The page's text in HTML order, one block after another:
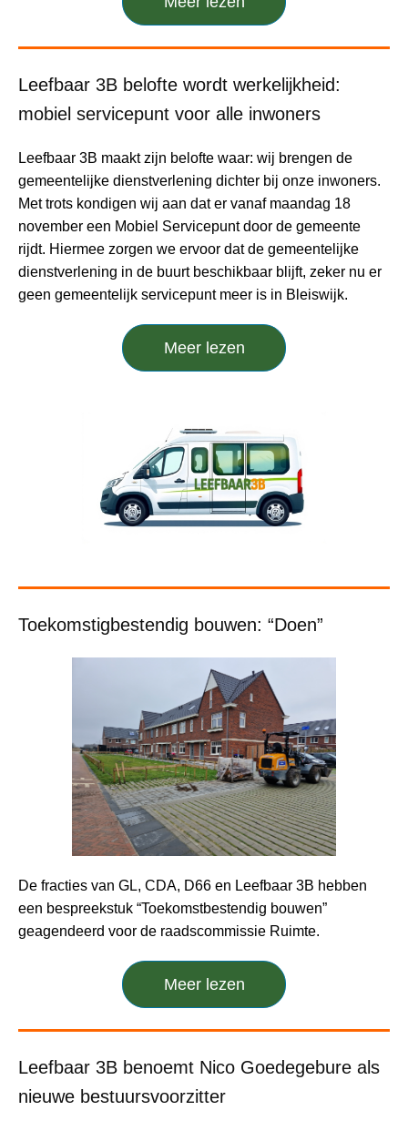
Leefbaar 3B belofte wordt werkelijkheid:
mobiel servicepunt voor alle inwoners
Leefbaar 3B maakt zijn belofte waar: wij brengen de
gemeentelijke dienstverlening dichter bij onze inwoners.
Met trots kondigen wij aan dat er vanaf maandag 18
november een Mobiel Servicepunt door de gemeente
rijdt. Hiermee zorgen we ervoor dat de gemeentelijke
dienstverlening in de buurt beschikbaar blijft, zeker nu er
geen gemeentelijk servicepunt meer is in Bleiswijk.
Meer lezen
Toekomstigbestendig bouwen: “Doen”
De fracties van GL, CDA, D66 en Leefbaar 3B hebben
een bespreekstuk “Toekomstbestendig bouwen”
geagendeerd voor de raadscommissie Ruimte.
Meer lezen
Leefbaar 3B benoemt Nico Goedegebure als
nieuwe bestuursvoorzitter